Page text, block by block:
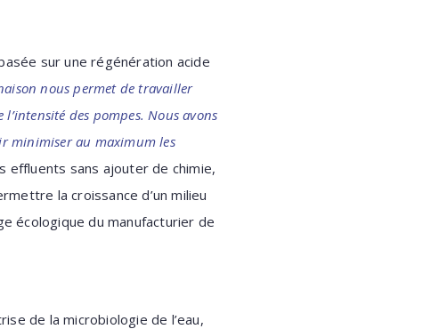
sur une régénération acide
nous permet de travailler
des pompes. Nous avons
minimiser au maximum les
effluents sans ajouter de chimie,
la croissance d’un milieu
écologique du manufacturier de
de la microbiologie de l’eau,